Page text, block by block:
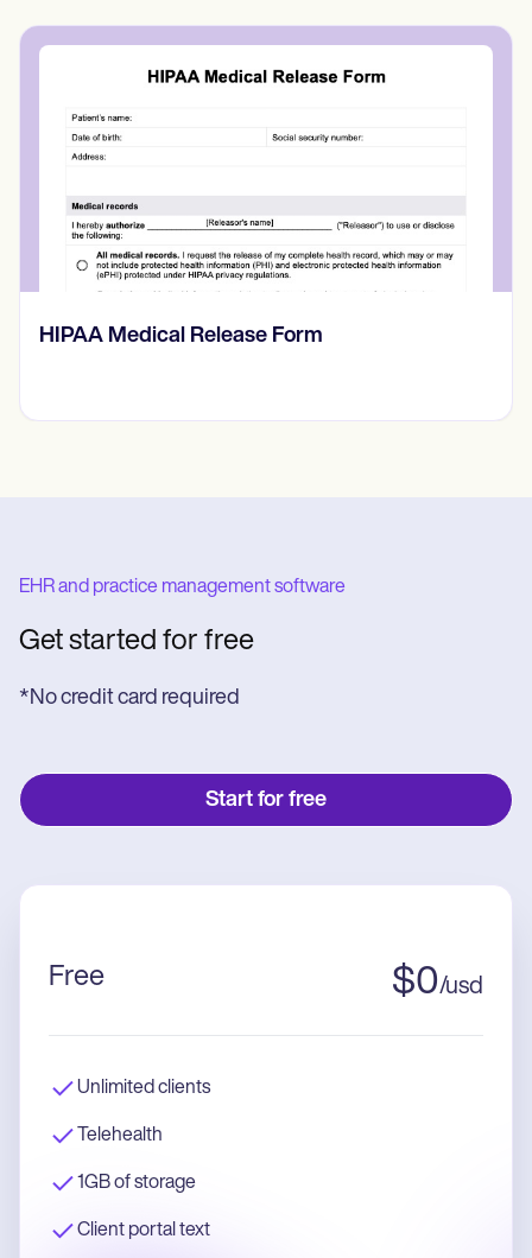
Prone Instability Test
EHR and practice management software
Get started for free
*No credit card required
Start for free
Free $0/usd
Unlimited clients
Telehealth
1GB of storage
Client portal text